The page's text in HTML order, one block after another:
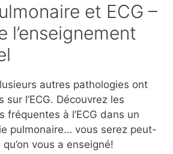
et ECG –
l’enseignement
autres pathologies ont
l’ECG. Découvrez les
fréquentes à l’ECG dans un
pulmonaire… vous serez peut-
vous a enseigné!